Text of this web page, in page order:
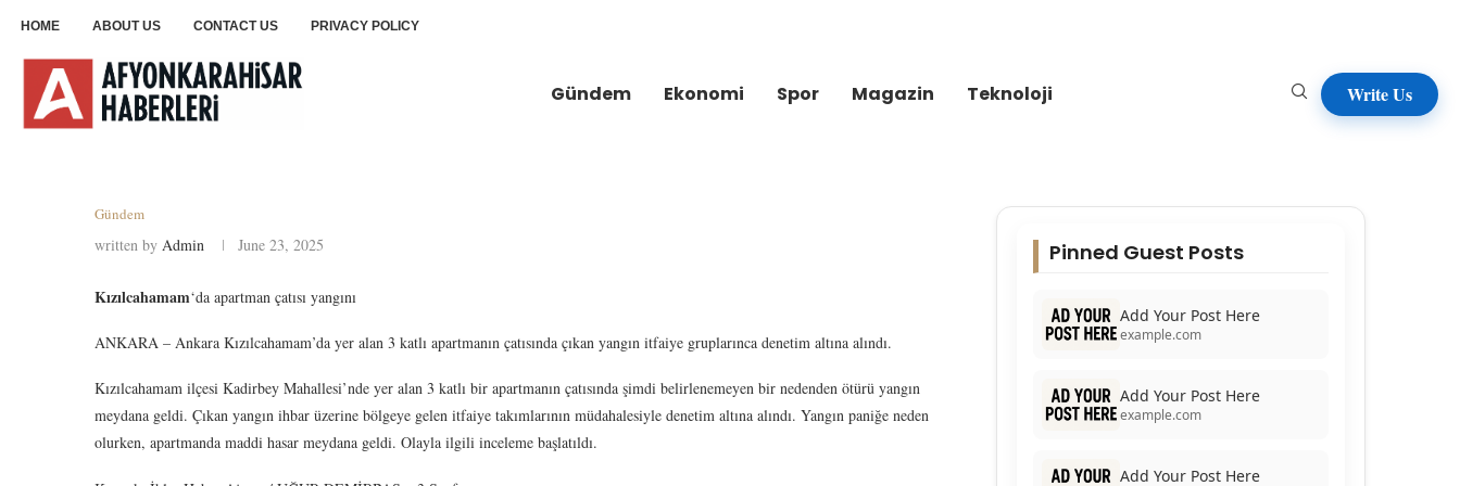
HOME ABOUT US CONTACT US PRIVACY POLICY
Gündem Ekonomi Spor Magazin Teknoloji Write Us
Gündem
written by Admin June 23, 2025
Kızılcahamam‘da apartman çatısı yangını
ANKARA – Ankara Kızılcahamam’da yer alan 3 katlı apartmanın çatısında çıkan yangın itfaiye gruplarınca denetim altına alındı.
Kızılcahamam ilçesi Kadirbey Mahallesi’nde yer alan 3 katlı bir apartmanın çatısında şimdi belirlenemeyen bir nedenden ötürü yangın
meydana geldi. Çıkan yangın ihbar üzerine bölgeye gelen itfaiye takımlarının müdahalesiyle denetim altına alındı. Yangın paniğe neden
olurken, apartmanda maddi hasar meydana geldi. Olayla ilgili inceleme başlatıldı.
Pinned Guest Posts
Add Your Post Here
example.com
Add Your Post Here
example.com
Add Your Post Here